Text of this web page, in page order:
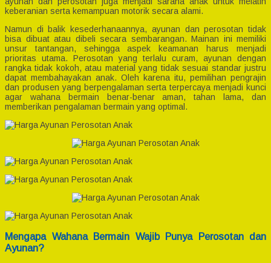
keberanian serta kemampuan motorik secara alami.
Namun di balik kesederhanaannya, ayunan dan perosotan tidak
bisa dibuat atau dibeli secara sembarangan. Mainan ini memiliki
unsur tantangan, sehingga aspek keamanan harus menjadi
prioritas utama. Perosotan yang terlalu curam, ayunan dengan
rangka tidak kokoh, atau material yang tidak sesuai standar justru
dapat membahayakan anak. Oleh karena itu, pemilihan pengrajin
dan produsen yang berpengalaman serta terpercaya menjadi kunci
agar wahana bermain benar-benar aman, tahan lama, dan
memberikan pengalaman bermain yang optimal.
Mengapa Wahana Bermain Wajib Punya Perosotan dan
Ayunan?